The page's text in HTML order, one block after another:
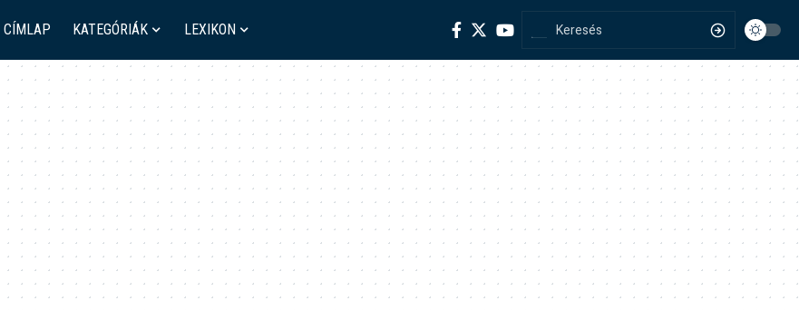
CÍMLAP KATEGÓRIÁK LEXIKON